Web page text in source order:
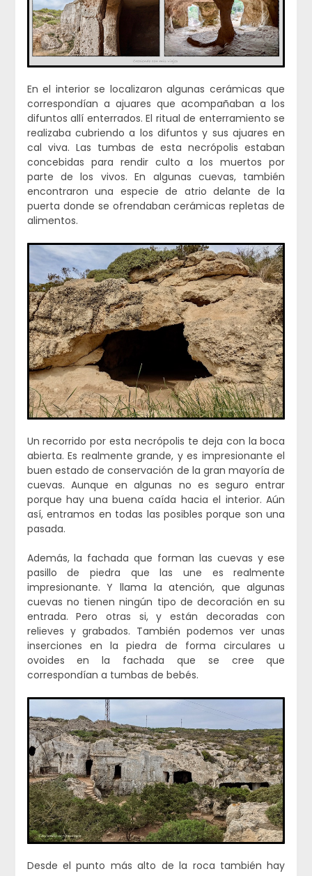
En el interior se localizaron algunas cerámicas que
correspondían a ajuares que acompañaban a los
difuntos allí enterrados. El ritual de enterramiento se
realizaba cubriendo a los difuntos y sus ajuares en
cal viva. Las tumbas de esta necrópolis estaban
concebidas para rendir culto a los muertos por
parte de los vivos. En algunas cuevas, también
encontraron una especie de atrio delante de la
puerta donde se ofrendaban cerámicas repletas de
alimentos.
Un recorrido por esta necrópolis te deja con la boca
abierta. Es realmente grande, y es impresionante el
buen estado de conservación de la gran mayoría de
cuevas. Aunque en algunas no es seguro entrar
porque hay una buena caída hacia el interior. Aún
así, entramos en todas las posibles porque son una
pasada.
Además, la fachada que forman las cuevas y ese
pasillo de piedra que las une es realmente
impresionante. Y llama la atención, que algunas
cuevas no tienen ningún tipo de decoración en su
entrada. Pero otras si, y están decoradas con
relieves y grabados. También podemos ver unas
inserciones en la piedra de forma circulares u
ovoides en la fachada que se cree que
correspondían a tumbas de bebés.
Desde el punto más alto de la roca también hay